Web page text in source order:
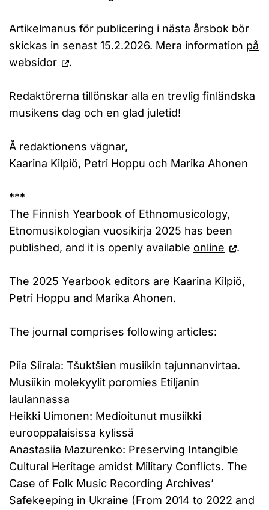
Artikelmanus för publicering i nästa årsbok bör
skickas in senast 15.2.2026. Mera information på
websidor
.
Redaktörerna tillönskar alla en trevlig finländska
musikens dag och en glad juletid!
Å redaktionens vägnar,
Kaarina Kilpiö, Petri Hoppu och Marika Ahonen
***
The Finnish Yearbook of Ethnomusicology,
Etnomusikologian vuosikirja 2025 has been
published, and it is openly available online .
The 2025 Yearbook editors are Kaarina Kilpiö,
Petri Hoppu and Marika Ahonen.
The journal comprises following articles:
Piia Siirala: Tšuktšien musiikin tajunnanvirtaa.
Musiikin molekyylit poromies Etiljanin
laulannassa
Heikki Uimonen: Medioitunut musiikki
eurooppalaisissa kylissä
Anastasiia Mazurenko: Preserving Intangible
Cultural Heritage amidst Military Conflicts. The
Case of Folk Music Recording Archives’
Safekeeping in Ukraine (From 2014 to 2022 and